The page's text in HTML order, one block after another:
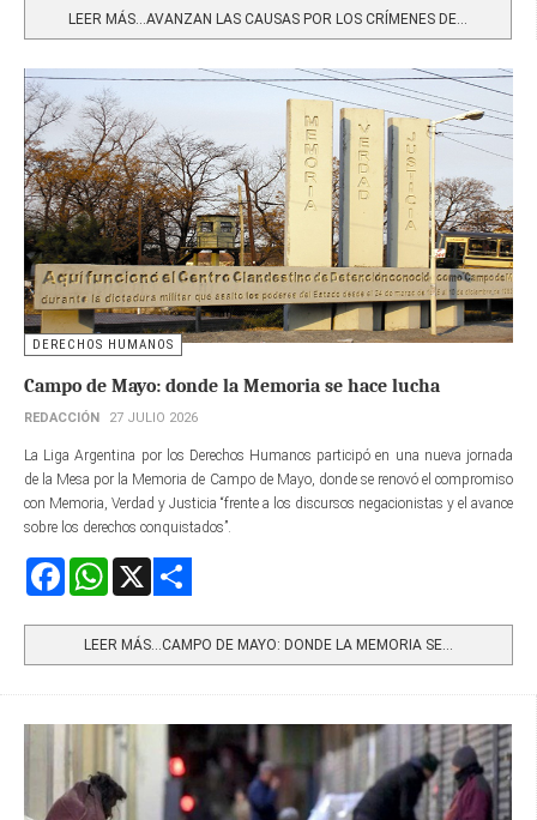
LEER MÁS…AVANZAN LAS CAUSAS POR LOS CRÍMENES DE...
DERECHOS HUMANOS
Campo de Mayo: donde la Memoria se hace lucha
REDACCIÓN 27 JULIO 2026
La Liga Argentina por los Derechos Humanos participó en una nueva jornada
de la Mesa por la Memoria de Campo de Mayo, donde se renovó el compromiso
con Memoria, Verdad y Justicia “frente a los discursos negacionistas y el avance
sobre los derechos conquistados”.
FacebookWhatsApp
LEER MÁS…CAMPO DE MAYO: DONDE LA MEMORIA SE...